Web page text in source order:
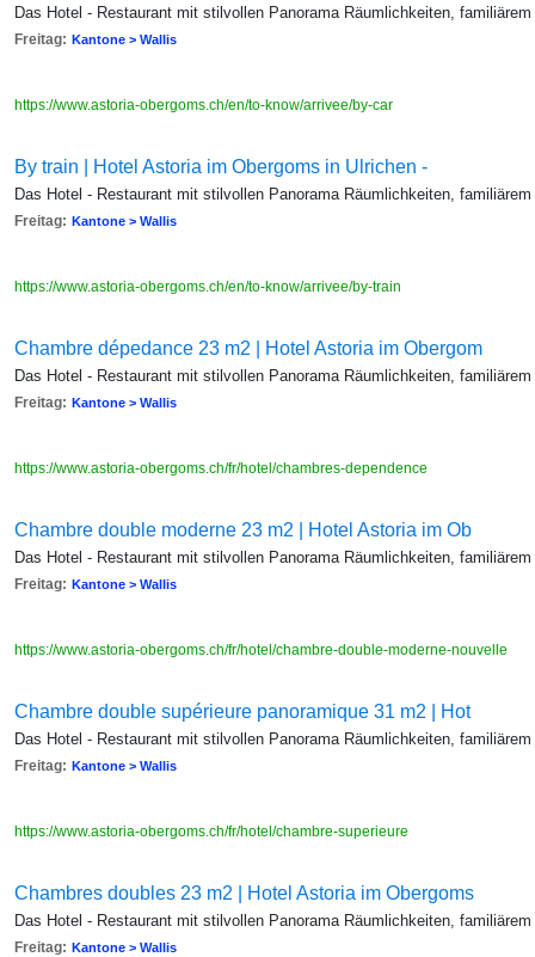
Das Hotel - Restaurant mit stilvollen Panorama Räumlichkeiten,
Freitag: Kantone > Wallis
https://www.astoria-obergoms.ch/en/to-know/arrivee/by-car
By train | Hotel Astoria im Obergoms in Ulrichen -
Das Hotel - Restaurant mit stilvollen Panorama Räumlichkeiten,
Freitag: Kantone > Wallis
https://www.astoria-obergoms.ch/en/to-know/arrivee/by-train
Chambre dépedance 23 m2 | Hotel Astoria im Obergom
Das Hotel - Restaurant mit stilvollen Panorama Räumlichkeiten,
Freitag: Kantone > Wallis
https://www.astoria-obergoms.ch/fr/hotel/chambres-dependence
Chambre double moderne 23 m2 | Hotel Astoria im Ob
Das Hotel - Restaurant mit stilvollen Panorama Räumlichkeiten,
Freitag: Kantone > Wallis
https://www.astoria-obergoms.ch/fr/hotel/chambre-double-moderne-nouvelle
Chambre double supérieure panoramique 31 m2 | Hot
Das Hotel - Restaurant mit stilvollen Panorama Räumlichkeiten,
Freitag: Kantone > Wallis
https://www.astoria-obergoms.ch/fr/hotel/chambre-superieure
Chambres doubles 23 m2 | Hotel Astoria im Obergoms
Das Hotel - Restaurant mit stilvollen Panorama Räumlichkeiten,
Freitag: Kantone > Wallis